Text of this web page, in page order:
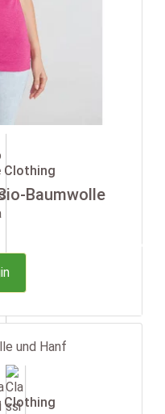
Clothing
Baumwolle
-35%
Clothing